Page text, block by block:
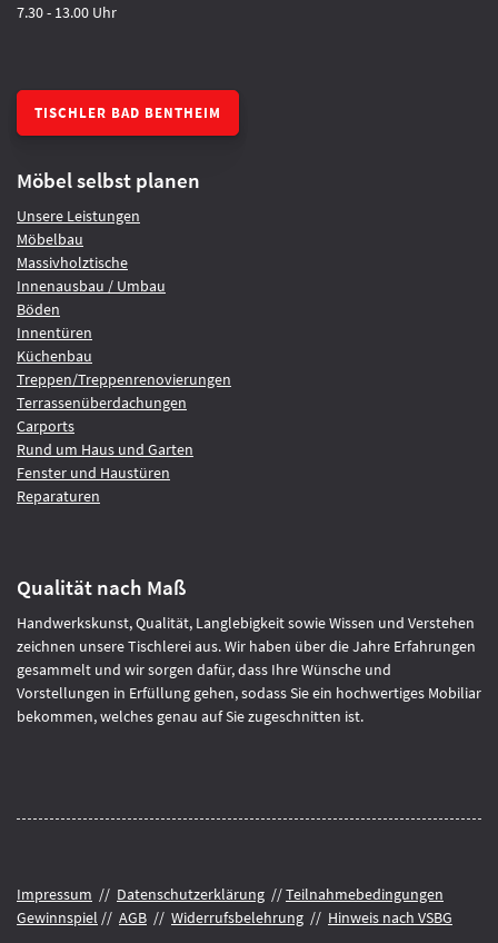
7.30 - 13.00 Uhr
TISCHLER BAD BENTHEIM
Möbel selbst planen
Unsere Leistungen
Möbelbau
Massivholztische
Innenausbau / Umbau
Böden
Innentüren
Küchenbau
Treppen/Treppenrenovierungen
Terrassenüberdachungen
Carports
Rund um Haus und Garten
Fenster und Haustüren
Reparaturen
Qualität nach Maß
Handwerkskunst, Qualität, Langlebigkeit sowie Wissen und Verstehen
zeichnen unsere Tischlerei aus. Wir haben über die Jahre Erfahrungen
gesammelt und wir sorgen dafür, dass Ihre Wünsche und
Vorstellungen in Erfüllung gehen, sodass Sie ein hochwertiges Mobiliar
bekommen, welches genau auf Sie zugeschnitten ist.
Impressum // Datenschutzerklärung //Teilnahmebedingungen
Gewinnspiel // AGB // Widerrufsbelehrung // Hinweis nach VSBG